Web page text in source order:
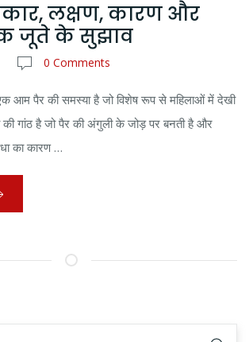
लक्षण, कारण और
जूते के सुझाव
0 Comments
आम पैर की समस्या है जो विशेष रूप से महिलाओं में देखी
गांठ है जो पैर की अंगुली के जोड़ पर बनती है और
का कारण …